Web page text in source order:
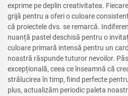
exprime pe deplin creativitatea.
grijă pentru a oferi o culoare
că proiectele dvs. se remarcă.
nuanță pastel deschisă pentru o
culoare primară intensă pentru un
noastră răspunde tuturor nevoilor.
excepțională, ceea ce înseamnă că
strălucirea în timp, fiind perfecte
plus, actualizăm periodic paleta